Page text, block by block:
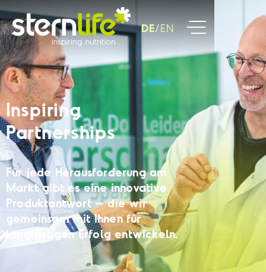
DE EN
Inspiring
Partnerships
Für jede Herausforderung am
Markt gibt es eine innovative
Produktantwort – die wir
gemeinsam mit Ihnen für
langfristigen Erfolg entwickeln.